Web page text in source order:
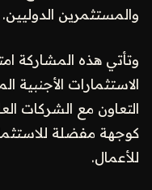
والمستثمرين الدوليين.
وتأتي هذه المشاركة
الاستثمارات الأجنبية
التعاون مع الشركات
كوجهة مفضلة
للأعمال.